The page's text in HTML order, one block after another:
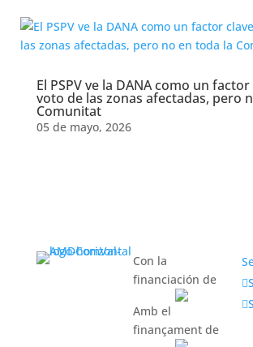
El PSPV ve la DANA como un
voto de las zonas afectadas, pero
Comunitat
05 de mayo, 2026
Con la
financiación de
Amb el
finançament de